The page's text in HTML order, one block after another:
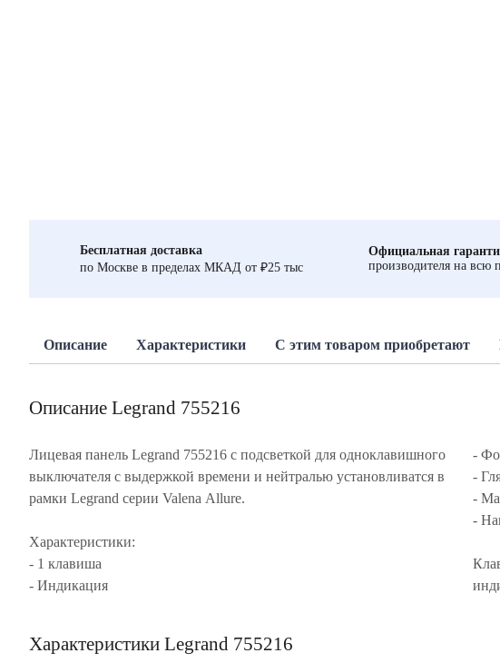
Бесплатная доставка
по Москве в пределах МКАД от ₽25 тыс
Официальная
производителя на всю
Описание Характеристики С этим товаром приобретают
Описание Legrand 755216
Лицевая панель Legrand 755216 с подсветкой для одноклавишного
выключателя с выдержкой времени и нейтралью установливатся в
рамки Legrand серии Valena Allure.
Характеристики:
- 1 клавиша
- Индикация
-
-
-
-
Характеристики Legrand 755216